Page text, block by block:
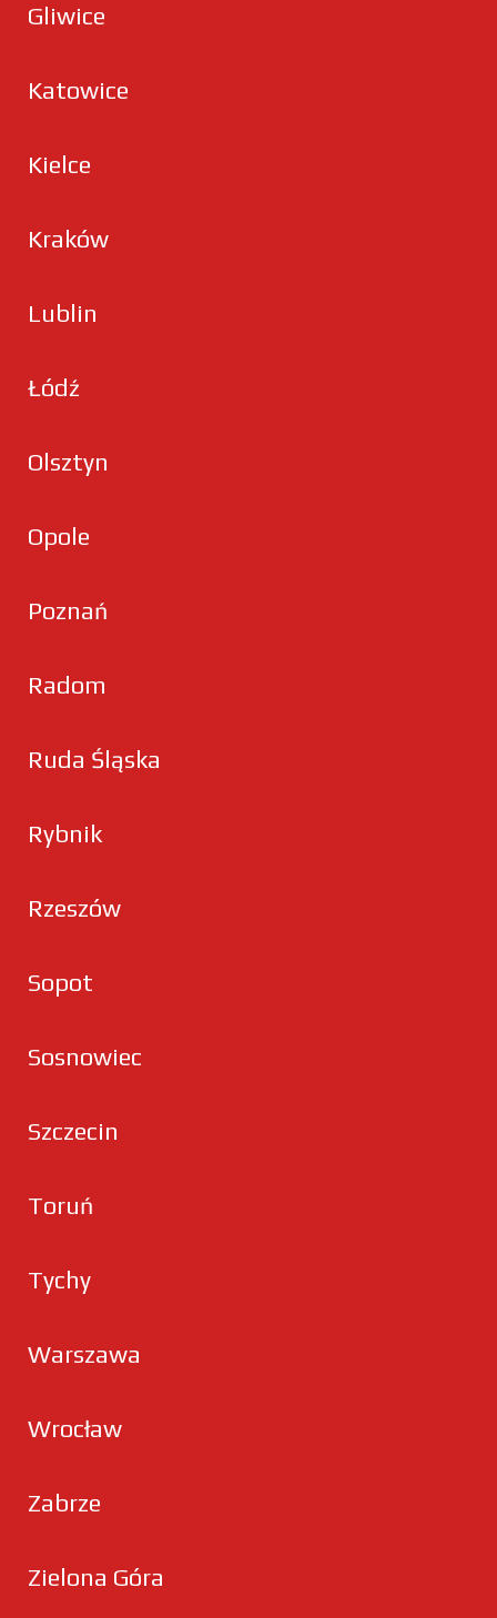
Gliwice
Katowice
Kielce
Kraków
Lublin
Łódź
Olsztyn
Opole
Poznań
Radom
Ruda Śląska
Rybnik
Rzeszów
Sopot
Sosnowiec
Szczecin
Toruń
Tychy
Warszawa
Wrocław
Zabrze
Zielona Góra